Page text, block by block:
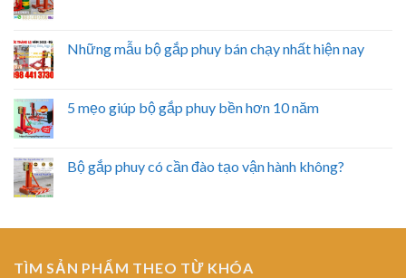
Những mẫu bộ gắp phuy bán chạy nhất hiện nay
5 mẹo giúp bộ gắp phuy bền hơn 10 năm
Bộ gắp phuy có cần đào tạo vận hành không?
TÌM SẢN PHẨM THEO TỪ KHÓA